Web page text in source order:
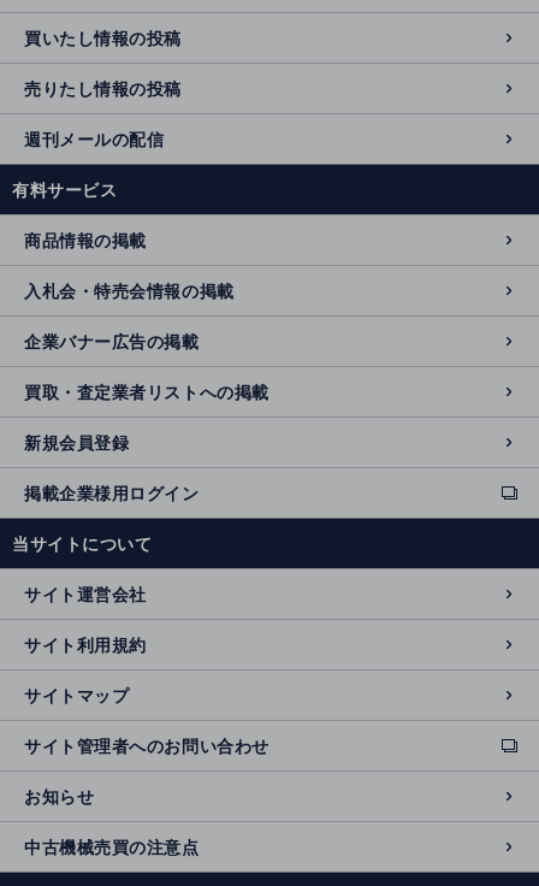
買いたし情報の投稿
売りたし情報の投稿
週刊メールの配信
有料サービス
商品情報の掲載
入札会・特売会情報の掲載
企業バナー広告の掲載
買取・査定業者リストへの掲載
新規会員登録
掲載企業様用ログイン
ext
e
n
al
si
t
e
当サイトについて
サイト運営会社
サイト利用規約
サイトマップ
サイト管理者へのお問い合わせ
ext
e
r
n
al
si
お知らせ
中古機械売買の注意点